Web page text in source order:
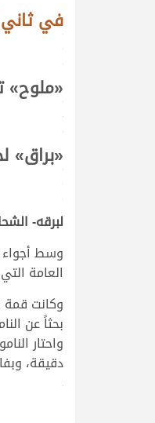
في ثاني.
.
.
«ملوح».
.
.
«براق».
.
.
لبرقه-
العامة
وكانت قمة
بحثاً عن
دقيقة،
>